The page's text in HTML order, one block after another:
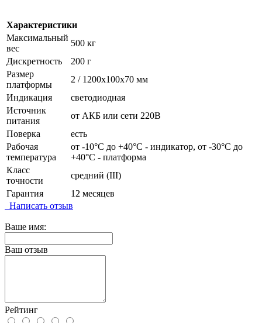
Характеристики
Максимальный
вес
500 кг
Дискретность
200 г
Размер
платформы
2 / 1200х100х70 мм
Индикация
светодиодная
Источник
питания
от АКБ или сети 220В
Поверка
есть
Рабочая
температура
от -10°C до +40°C - индикатор, от -30°C до
+40°C - платформа
Класс
точности
средний (III)
Гарантия
12 месяцев
Написать отзыв
Ваше имя:
Ваш отзыв
Рейтинг